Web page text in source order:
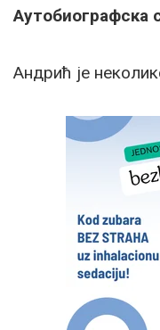
Аутобиографска
Андрић је